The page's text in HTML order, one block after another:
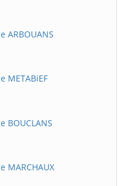
ARBOUANS
METABiEF
BOUCLANS
MARCHAUX